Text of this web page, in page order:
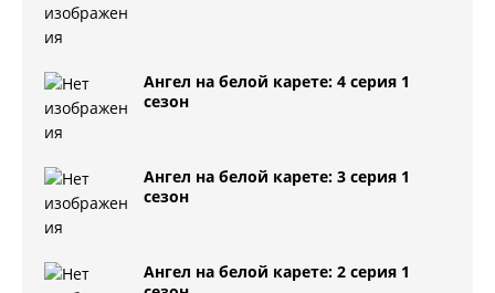
Ангел на белой карете: 4 серия 1
сезон
Ангел на белой карете: 3 серия 1
сезон
Ангел на белой карете: 2 серия 1